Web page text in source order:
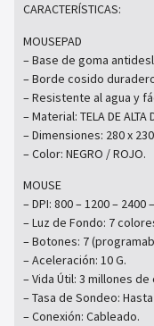
CARACTERÍSTICAS:
MOUSEPAD
– Base de goma
– Borde cosido
– Resistente al agua y
– Material: TELA DE ALTA
– Dimensiones: 280 x
– Color: NEGRO / ROJO.
MOUSE
– DPI: 800 – 1200 – 2400
– Luz de Fondo: 7
– Botones: 7
– Aceleración: 10 G.
– Vida Útil: 3 millones de
– Tasa de Sondeo: Hasta
– Conexión: Cableado.